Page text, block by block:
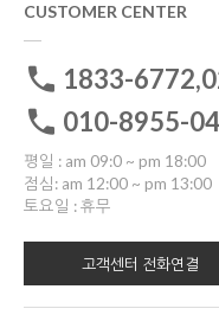
CUSTOMER CENTER
1833-
010-8955-
평일 : am 09:0 ~ pm 18:00
점심: am 12:00 ~ pm 13:00
토요일 : 휴무
고객센터 전화연결